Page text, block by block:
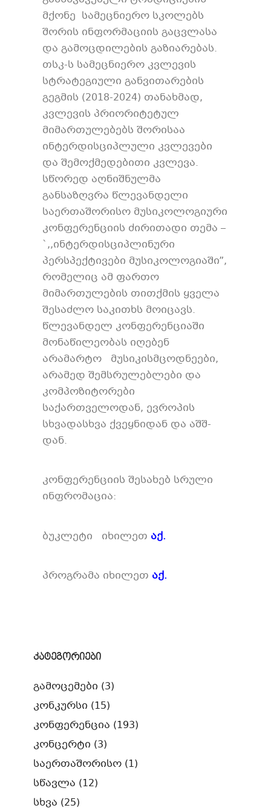
მქონე სამეცნიერო სკოლებს
შორის ინფორმაციის გაცვლასა
და გამოცდილების გაზიარებას.
თსკ-ს სამეცნიერო კვლევის
სტრატეგიული განვითარების
გეგმის (2018‑2024) თანახმად,
კვლევის პრიორიტეტულ
მიმართულებებს შორისაა
ინტერდისციპლული კვლევები
და შემოქმედებითი კვლევა.
სწორედ აღნიშნულმა
განსაზღვრა წლევანდელი
საერთაშორისო მუსიკოლოგიური
კონფერენციის ძირითადი თემა –
`,,ინტერდისციპლინური
პერსპექტივები მუსიკოლოგიაში”,
რომელიც ამ ფართო
მიმართულების თითქმის ყველა
შესაძლო საკითხს მოიცავს.
წლევანდელ კონფერენციაში
მონაწილეობას იღებენ
არამარტო მუსიკისმცოდნეები,
არამედ შემსრულებლები და
კომპოზიტორები
საქართველოდან, ევროპის
სხვადასხვა ქვეყნიდან და აშშ-
დან.
კონფერენციის შესახებ სრული
ინფრომაცია:
ბუკლეტი იხილეთ აქ.
პროგრამა იხილეთ აქ.
კატეგორიები
გამოცემები (3)
კონკურსი (15)
კონფერენცია (193)
კონცერტი (3)
საერთაშორისო (1)
სწავლა (12)
სხვა (25)